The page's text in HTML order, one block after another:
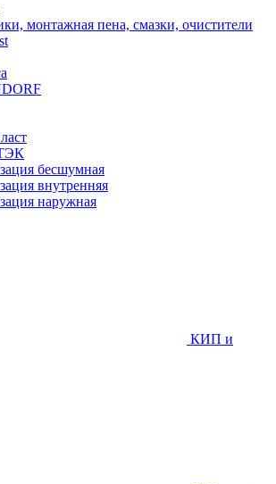
монтажная пена, смазки, очистители
бесшумная
внутренняя
наружная
КИП и